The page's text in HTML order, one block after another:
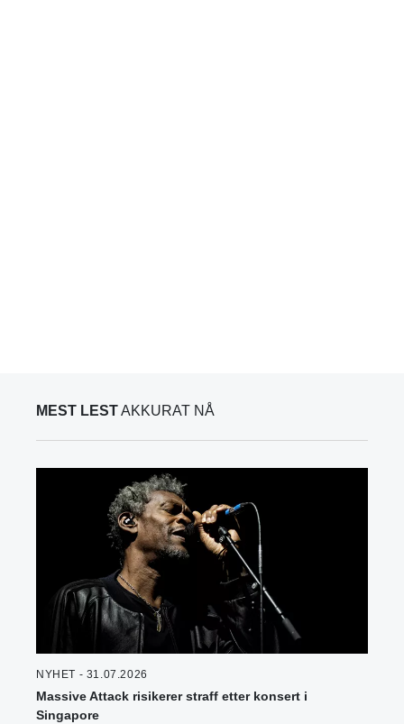
MEST LESTAKKURAT NÅ
NYHET - 31.07.2026
Massive Attack risikerer straff etter konsert i
Singapore